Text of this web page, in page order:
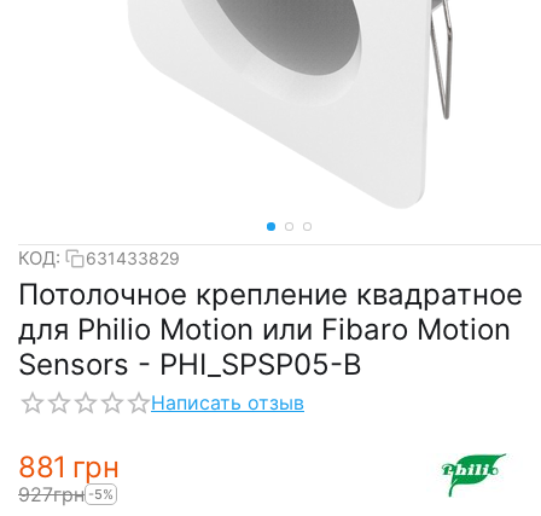
КОД: 631433829
Потолочное крепление квадратное
для Philio Motion или Fibaro Motion
Sensors - PHI_SPSP05-B
Написать отзыв
‍881‍ грн
‍927‍грн -5%